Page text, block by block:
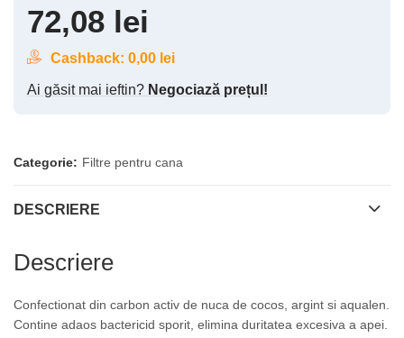
72,08 lei
Cashback: 0,00 lei
Ai găsit mai ieftin? Negociază prețul!
Categorie: Filtre pentru cana
DESCRIERE
Descriere
Confectionat din carbon activ de nuca de cocos, argint si aqualen.
Contine adaos bactericid sporit, elimina duritatea excesiva a apei.